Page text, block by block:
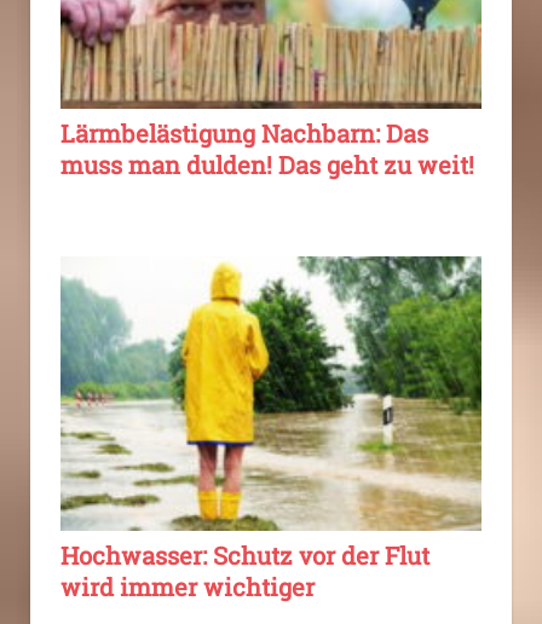
Lärmbelästigung Nachbarn: Das
muss man dulden! Das geht zu weit!
Hochwasser: Schutz vor der Flut
wird immer wichtiger